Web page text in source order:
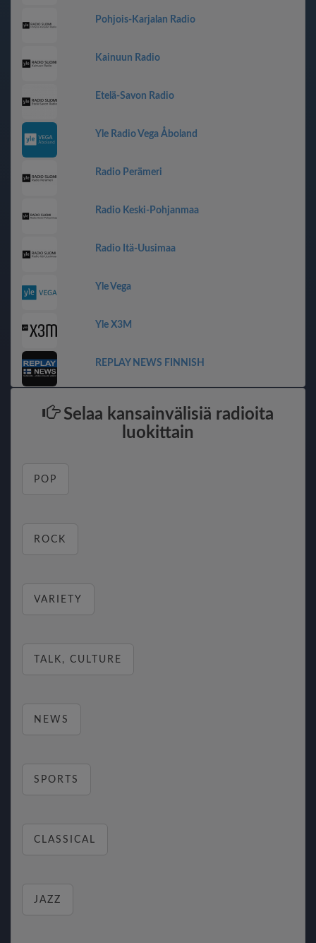
Pohjois-Karjalan Radio
Kainuun Radio
Etelä-Savon Radio
Yle Radio Vega Åboland
Radio Perämeri
Radio Keski-Pohjanmaa
Radio Itä-Uusimaa
Yle Vega
Yle X3M
REPLAY NEWS FINNISH
Selaa kansainvälisiä radioita
luokittain
POP
ROCK
VARIETY
TALK, CULTURE
NEWS
SPORTS
CLASSICAL
JAZZ